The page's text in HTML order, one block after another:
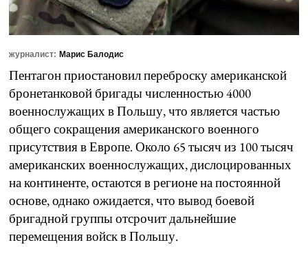
журналист: Марис Балодис
Пентагон приостановил переброску американской
бронетанковой бригады численностью 4000
военнослужащих в Польшу, что является частью
общего сокращения американского военного
присутствия в Европе. Около 65 тысяч из 100 тысяч
американских военнослужащих, дислоцированных
на континенте, остаются в регионе на постоянной
основе, однако ожидается, что вывод боевой
бригадной группы отсрочит дальнейшие
перемещения войск в Польшу.